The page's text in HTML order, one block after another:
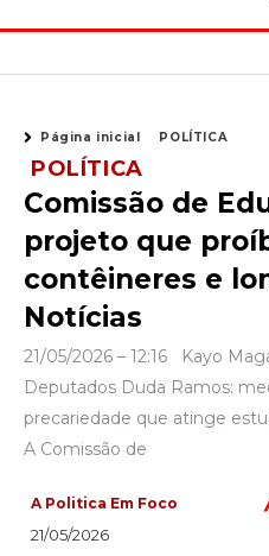
Página inicial POLÍTICA
POLÍTICA
Comissão de
projeto que
contêineres e
Notícias
21/05/2026 – 12:16 Kayo
Deputados Duda Ramos:
precariedade que atinge
A Comissão de
A Politica Em Foco
21/05/2026